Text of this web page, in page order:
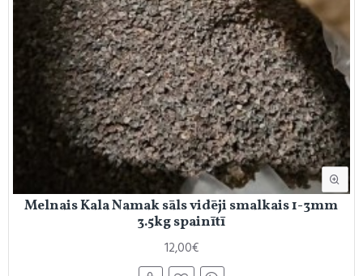
Melnais Kala Namak sāls vidēji smalkais 1-3mm
3.5kg spainītī
12,00€